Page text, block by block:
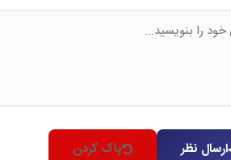
ارسال نظر پاک کردن